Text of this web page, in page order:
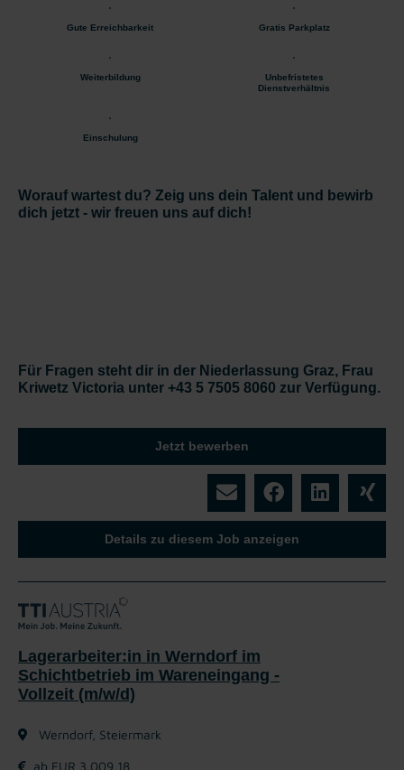
Gute Erreichbarkeit Gratis Parkplatz
Weiterbildung
Unbefristetes
Dienstverhältnis
Einschulung
Worauf wartest du? Zeig uns dein Talent und bewirb
dich jetzt - wir freuen uns auf dich!
Für Fragen steht dir in der Niederlassung Graz, Frau
Kriwetz Victoria unter +43 5 7505 8060 zur Verfügung.
Jetzt bewerben
Details zu diesem Job anzeigen
Lagerarbeiter:in in Werndorf im
Schichtbetrieb im Wareneingang -
Vollzeit (m/w/d)
Werndorf, Steiermark
ab EUR 3.009,18